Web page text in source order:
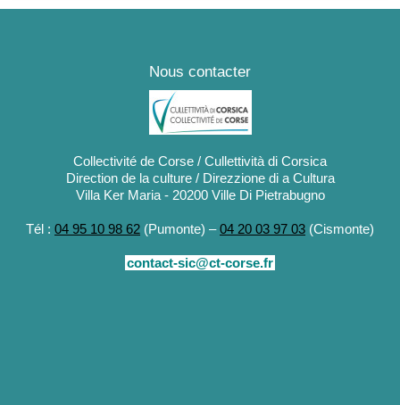
Nous contacter
Collectivité de Corse / Cullettività di Corsica
Direction de la culture / Direzzione di a Cultura
Villa Ker Maria - 20200 Ville Di Pietrabugno
Tél : 04 95 10 98 62 (Pumonte) –04 20 03 97 03 (Cismonte)
contact-sic@ct-corse.fr